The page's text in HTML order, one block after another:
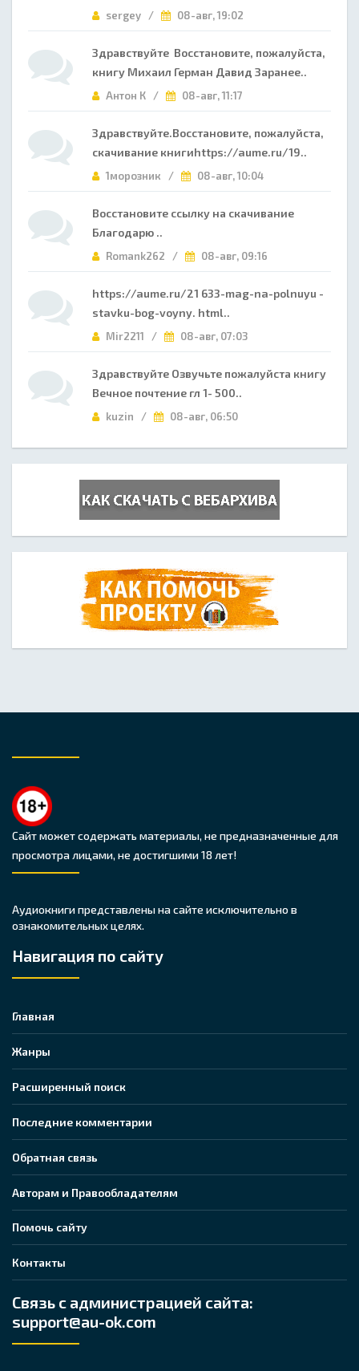
sergey / 08-авг, 19:02
Здравствуйте Восстановите, пожалуйста,
книгу Михаил Герман Давид Заранее..
Антон К / 08-авг, 11:17
Здравствуйте.Восстановите, пожалуйста,
скачивание книгиhttps://aume.ru/19..
1морозник / 08-авг, 10:04
Восстановите ссылку на скачивание
Благодарю ..
Romank262 / 08-авг, 09:16
https://aume.ru/21 633-mag-na-polnuyu -
stavku-bog-voyny. html..
Mir2211 / 08-авг, 07:03
Здравствуйте Озвучьте пожалуйста книгу
Вечное почтение гл 1- 500..
kuzin / 08-авг, 06:50
Сайт может содержать материалы, не предназначенные для
просмотра лицами, не достигшими 18 лет!
Аудиокниги представлены на сайте исключительно в
ознакомительных целях.
Навигация по сайту
Главная
Жанры
Расширенный поиск
Последние комментарии
Обратная связь
Авторам и Правообладателям
Помочь сайту
Контакты
Связь с администрацией сайта:
support@au-ok.com